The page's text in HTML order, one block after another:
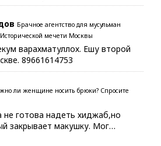
Брачное агентство для мусульман
мечети Москвы
варахматуллох. Ешу второй
89661614753
ли женщине носить брюки? Спросите
не готова надеть хиджаб,но
закрывает макушку. Мог…